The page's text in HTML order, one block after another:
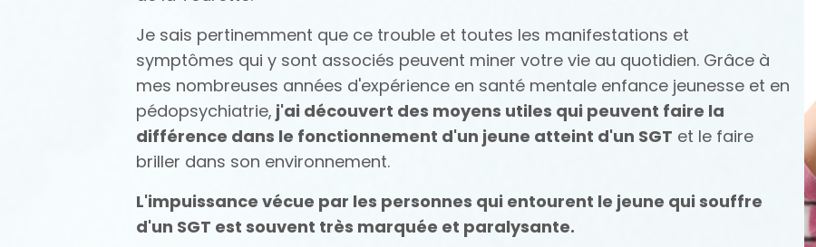
Je sais pertinemment que ce trouble et toutes les manifestations et
symptômes qui y sont associés peuvent miner votre vie au quotidien. Grâce à
mes nombreuses années d'expérience en santé mentale enfance jeunesse et en
pédopsychiatrie, j'ai découvert des moyens utiles qui peuvent faire la
différence dans le fonctionnement d'un jeune atteint d'un SGT et le faire
briller dans son environnement.
L'impuissance vécue par les personnes qui entourent le jeune qui souffre
d'un SGT est souvent très marquée et paralysante.